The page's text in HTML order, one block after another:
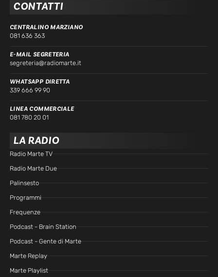
CONTATTI
CENTRALINO MARZIANO
081 636 363
E-MAIL SEGRETERIA
segreteria@radiomarte.it
WHATSAPP DIRETTA
339 666 99 90
LINEA COMMERCIALE
081 780 20 01
LA RADIO
Radio Marte TV
Radio Marte Due
Palinsesto
Programmi
Frequenze
Podcast - Brain Station
Podcast - Gente di Marte
Marte Replay
Marte Playlist